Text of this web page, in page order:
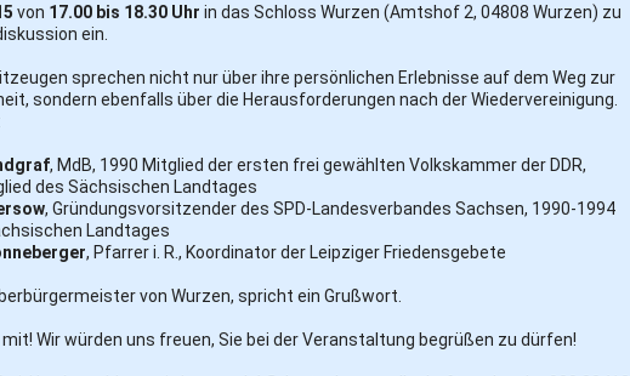
von 17.00 bis 18.30 Uhr in das Schloss Wurzen (Amtshof 2, 04808 Wurzen) zu
ein.
sprechen nicht nur über ihre persönlichen Erlebnisse auf dem Weg zur
sondern ebenfalls über die Herausforderungen nach der Wiedervereinigung.
, MdB, 1990 Mitglied der ersten frei gewählten Volkskammer der DDR,
des Sächsischen Landtages
, Gründungsvorsitzender des SPD-Landesverbandes Sachsen, 1990-1994
Landtages
, Pfarrer i. R., Koordinator der Leipziger Friedensgebete
von Wurzen, spricht ein Grußwort.
mit! Wir würden uns freuen, Sie bei der Veranstaltung begrüßen zu dürfen!